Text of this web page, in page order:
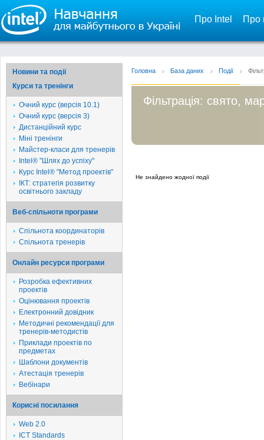
Про Intel Про
Новини та події
Курси та тренінги
Очний курс (версія 10.1)
Очний курс (версія 3)
Дистанційний курс
Міні тренінги
Майстер-класи для тренерів
Intel® "Шлях до успіху"
Курс Intel® "Метод проектів"
ІКТ: стратегія розвитку
освітнього закладу
Веб-спільноти програми
Спільнота координаторів
Спільнота тренерів
Онлайн ресурси програми
Розробка ефективних
проектів
Оцінювання проектів
Електронний довідник
Методичні рекомендації для
тренерів-методистів
Приклади проектів по
предметах
Шаблони документів
Атестація тренерів
Вебінари
Корисні посилання
Web 2.0
ICT Standards
Головна База даних Події
Фільтрація: свято,
Не знайдено жодної події